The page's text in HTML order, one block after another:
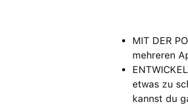
MIT DER
mehreren
etwas zu
kannst du